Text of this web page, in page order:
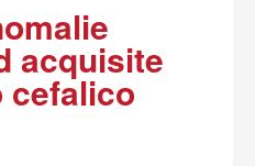
acquisite
cefalico